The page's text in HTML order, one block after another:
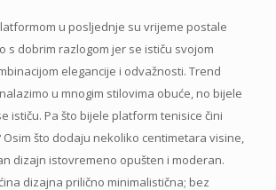
u posljednje su vrijeme postale
s dobrim razlogom jer se ističu svojom
elegancije i odvažnosti. Trend
u mnogim stilovima obuće, no bijele
ističu. Pa što bijele platform tenisice čini
što dodaju nekoliko centimetara visine,
dizajn istovremeno opušten i moderan.
dizajna prilično minimalistična; bez